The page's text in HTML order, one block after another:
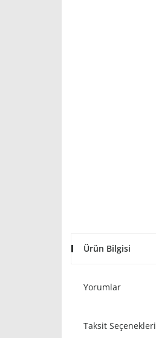
Ürün Bilgisi
Yorumlar
Taksit Seçenekleri